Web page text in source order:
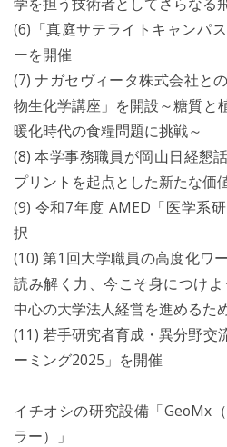
(6)「真庭サテライトキャンパ
ーを開催
(7) ナガセヴィータ株式会社と
物生化学講座」を開設～糖質と
暖化時代の食糧問題に挑戦～
(8) 本学事務職員が岡山日経懇
プリントを起点とした新たな価
(9) 令和7年度 AMED「医学系
択
(10) 第1回大学職員の高度化ワ
読み解く力、今こそ身につけ
中心の大学法人経営を進めるた
(11) 若手研究者育成・異分野交
ーミング2025」を開催
イチオシの研究設備「GeoMx
ラー）」